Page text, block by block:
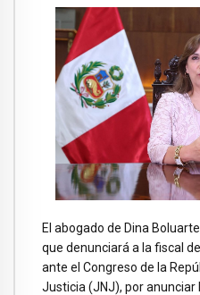
El abogado de Dina
que denunciará a la fiscal
ante el Congreso de la
Justicia (JNJ), por anunciar